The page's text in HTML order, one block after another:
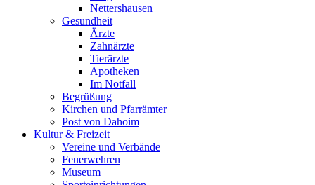
Nettershausen
Gesundheit
Ärzte
Zahnärzte
Tierärzte
Apotheken
Im Notfall
Begrüßung
Kirchen und Pfarrämter
Post von Dahoim
Kultur & Freizeit
Vereine und Verbände
Feuerwehren
Museum